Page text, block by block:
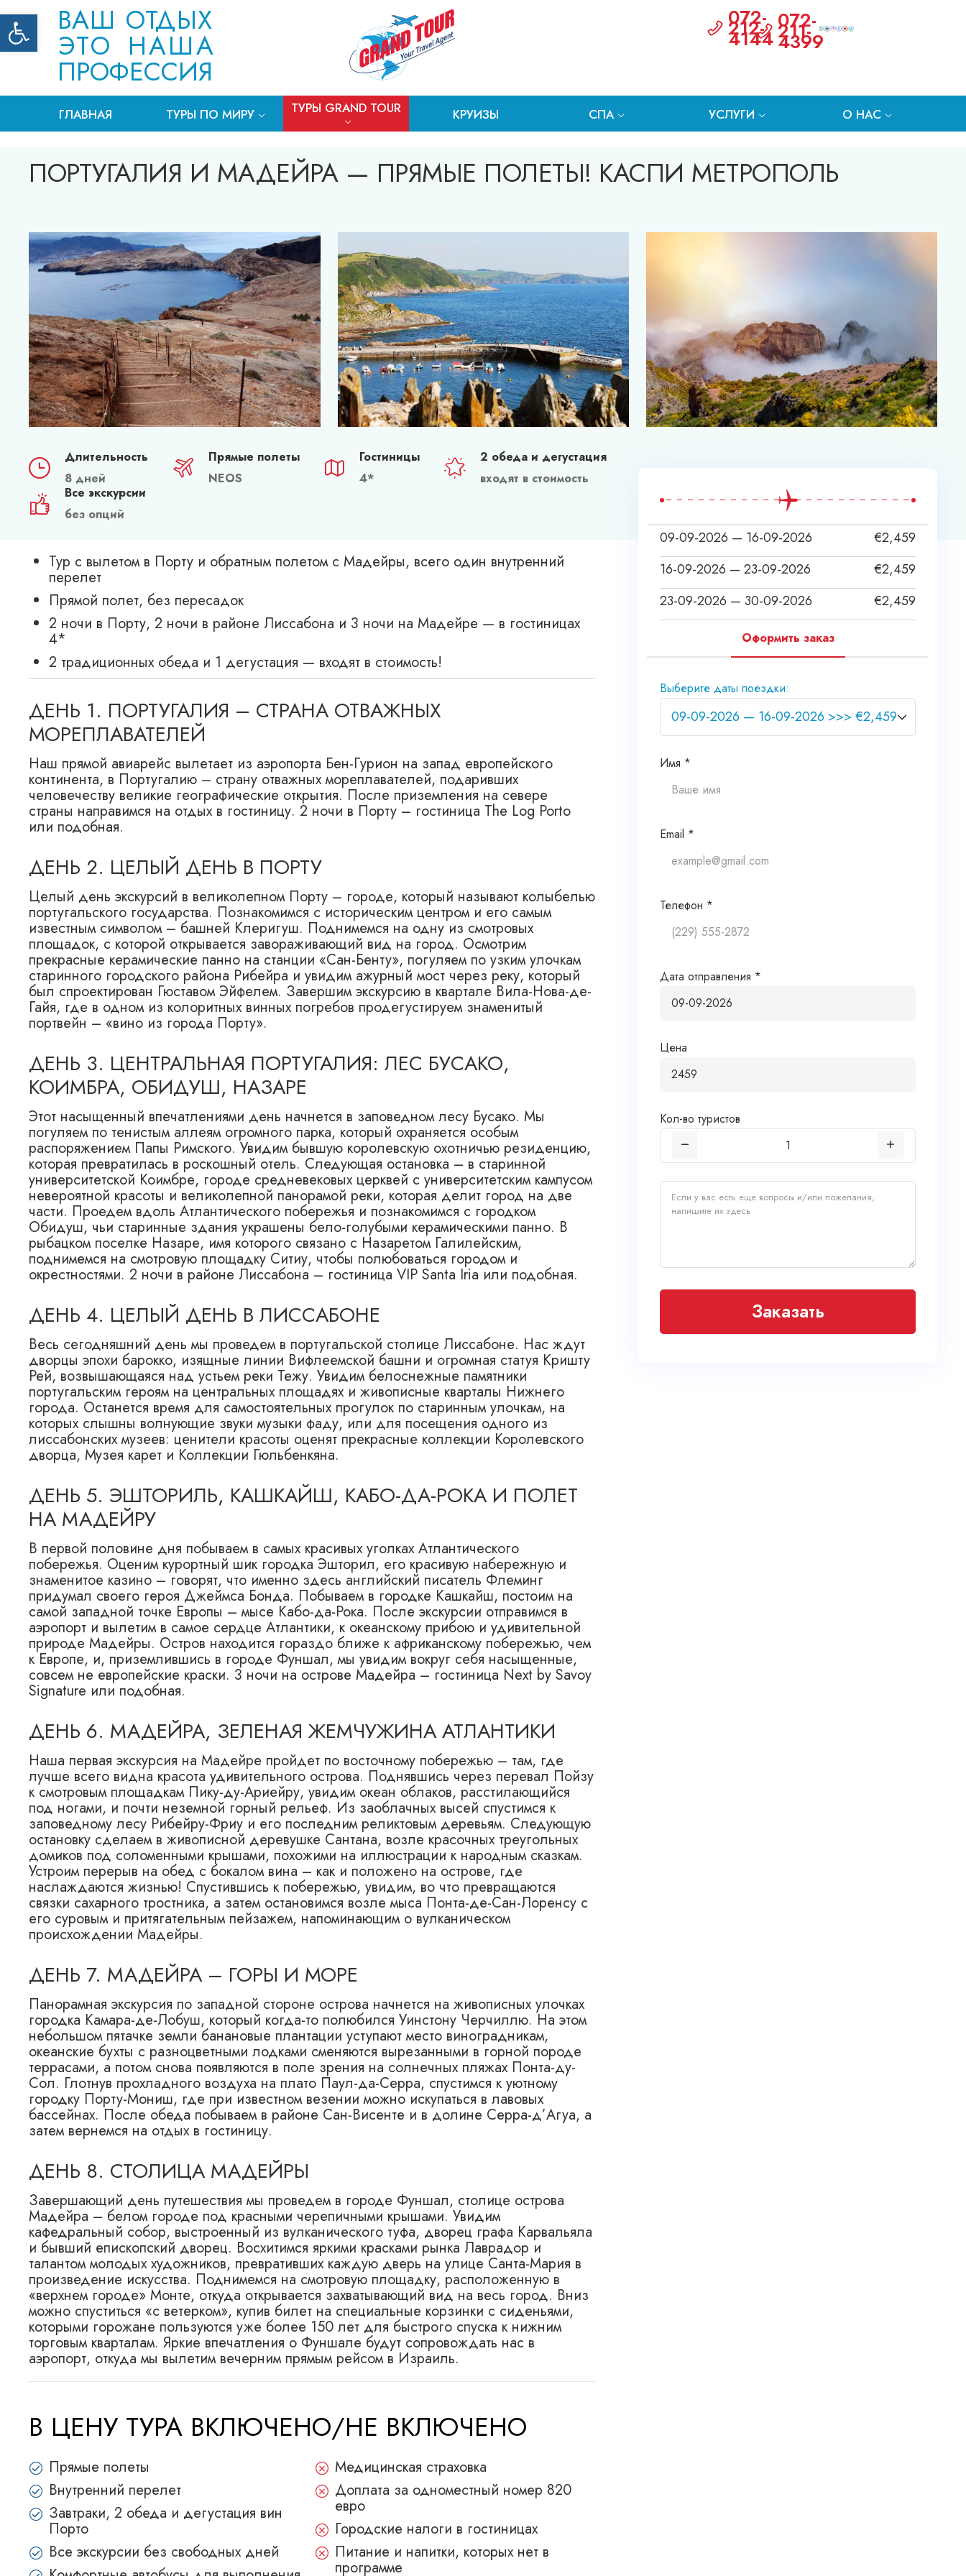
Открыть панель инструментов
ВАШ ОТДЫХ
ЭТО НАША
ПРОФЕССИЯ
072-
212-
4144
072-
211-
4399
ГЛАВНАЯ ТУРЫ ПО МИРУ ТУРЫ GRAND TOUR КРУИЗЫ СПА УСЛУГИ О НАС
ПОРТУГАЛИЯ И МАДЕЙРА — ПРЯМЫЕ ПОЛЕТЫ! КАСПИ МЕТРОПОЛЬ
Длительность
8 дней
Прямые полеты
NEOS
Гостиницы
4*
2 обеда и дегустация
входят в стоимость
Все экскурсии
без опций
Тур с вылетом в Порту и обратным полетом с Мадейры, всего один внутренний
перелет
Прямой полет, без пересадок
2 ночи в Порту, 2 ночи в районе Лиссабона и 3 ночи на Мадейре — в гостиницах
4*
2 традиционных обеда и 1 дегустация — входят в стоимость!
ДЕНЬ 1. ПОРТУГАЛИЯ – СТРАНА ОТВАЖНЫХ
МОРЕПЛАВАТЕЛЕЙ
Наш прямой авиарейс вылетает из аэропорта Бен-Гурион на запад европейского
континента, в Португалию – страну отважных мореплавателей, подаривших
человечеству великие географические открытия. После приземления на севере
страны направимся на отдых в гостиницу. 2 ночи в Порту – гостиница The Log Porto
или подобная.
ДЕНЬ 2. ЦЕЛЫЙ ДЕНЬ В ПОРТУ
Целый день экскурсий в великолепном Порту – городе, который называют колыбелью
португальского государства. Познакомимся с историческим центром и его самым
известным символом – башней Клеригуш. Поднимемся на одну из смотровых
площадок, с которой открывается завораживающий вид на город. Осмотрим
прекрасные керамические панно на станции «Сан-Бенту», погуляем по узким улочкам
старинного городского района Рибейра и увидим ажурный мост через реку, который
был спроектирован Гюставом Эйфелем. Завершим экскурсию в квартале Вила-Нова-де-
Гайя, где в одном из колоритных винных погребов продегустируем знаменитый
портвейн – «вино из города Порту».
ДЕНЬ 3. ЦЕНТРАЛЬНАЯ ПОРТУГАЛИЯ: ЛЕС БУСАКО,
КОИМБРА, ОБИДУШ, НАЗАРЕ
Этот насыщенный впечатлениями день начнется в заповедном лесу Бусако. Мы
погуляем по тенистым аллеям огромного парка, который охраняется особым
распоряжением Папы Римского. Увидим бывшую королевскую охотничью резиденцию,
которая превратилась в роскошный отель. Следующая остановка – в старинной
университетской Коимбре, городе средневековых церквей с университетским кампусом
невероятной красоты и великолепной панорамой реки, которая делит город на две
части. Проедем вдоль Атлантического побережья и познакомимся с городком
Обидуш, чьи старинные здания украшены бело-голубыми керамическими панно. В
рыбацком поселке Назаре, имя которого связано с Назаретом Галилейским,
поднимемся на смотровую площадку Ситиу, чтобы полюбоваться городом и
окрестностями. 2 ночи в районе Лиссабона – гостиница VIP Santa Iria или подобная.
ДЕНЬ 4. ЦЕЛЫЙ ДЕНЬ В ЛИССАБОНЕ
Весь сегодняшний день мы проведем в португальской столице Лиссабоне. Нас ждут
дворцы эпохи барокко, изящные линии Вифлеемской башни и огромная статуя Кришту
Рей, возвышающаяся над устьем реки Тежу. Увидим белоснежные памятники
португальским героям на центральных площадях и живописные кварталы Нижнего
города. Останется время для самостоятельных прогулок по старинным улочкам, на
которых слышны волнующие звуки музыки фаду, или для посещения одного из
лиссабонских музеев: ценители красоты оценят прекрасные коллекции Королевского
дворца, Музея карет и Коллекции Гюльбенкяна.
ДЕНЬ 5. ЭШТОРИЛЬ, КАШКАЙШ, КАБО-ДА-РОКА И ПОЛЕТ
НА МАДЕЙРУ
В первой половине дня побываем в самых красивых уголках Атлантического
побережья. Оценим курортный шик городка Эшторил, его красивую набережную и
знаменитое казино – говорят, что именно здесь английский писатель Флеминг
придумал своего героя Джеймса Бонда. Побываем в городке Кашкайш, постоим на
самой западной точке Европы – мысе Кабо-да-Рока. После экскурсии отправимся в
аэропорт и вылетим в самое сердце Атлантики, к океанскому прибою и удивительной
природе Мадейры. Остров находится гораздо ближе к африканскому побережью, чем
к Европе, и, приземлившись в городе Фуншал, мы увидим вокруг себя насыщенные,
совсем не европейские краски. 3 ночи на острове Мадейра – гостиница Next by Savoy
Signature или подобная.
ДЕНЬ 6. МАДЕЙРА, ЗЕЛЕНАЯ ЖЕМЧУЖИНА АТЛАНТИКИ
Наша первая экскурсия на Мадейре пройдет по восточному побережью – там, где
лучше всего видна красота удивительного острова. Поднявшись через перевал Пойзу
к смотровым площадкам Пику-ду-Ариейру, увидим океан облаков, расстилающийся
под ногами, и почти неземной горный рельеф. Из заоблачных высей спустимся к
заповедному лесу Рибейру-Фриу и его последним реликтовым деревьям. Следующую
остановку сделаем в живописной деревушке Сантана, возле красочных треугольных
домиков под соломенными крышами, похожими на иллюстрации к народным сказкам.
Устроим перерыв на обед с бокалом вина – как и положено на острове, где
наслаждаются жизнью! Спустившись к побережью, увидим, во что превращаются
связки сахарного тростника, а затем остановимся возле мыса Понта-де-Сан-Лоренсу с
его суровым и притягательным пейзажем, напоминающим о вулканическом
происхождении Мадейры.
ДЕНЬ 7. МАДЕЙРА – ГОРЫ И МОРЕ
Панорамная экскурсия по западной стороне острова начнется на живописных улочках
городка Камара-де-Лобуш, который когда-то полюбился Уинстону Черчиллю. На этом
небольшом пятачке земли банановые плантации уступают место виноградникам,
океанские бухты с разноцветными лодками сменяются вырезанными в горной породе
террасами, а потом снова появляются в поле зрения на солнечных пляжах Понта-ду-
Сол. Глотнув прохладного воздуха на плато Паул-да-Серра, спустимся к уютному
городку Порту-Мониш, где при известном везении можно искупаться в лавовых
бассейнах. После обеда побываем в районе Сан-Висенте и в долине Серра-д’Агуа, а
затем вернемся на отдых в гостиницу.
ДЕНЬ 8. СТОЛИЦА МАДЕЙРЫ
Завершающий день путешествия мы проведем в городе Фуншал, столице острова
Мадейра – белом городе под красными черепичными крышами. Увидим
кафедральный собор, выстроенный из вулканического туфа, дворец графа Карвальяла
и бывший епископский дворец. Восхитимся яркими красками рынка Лаврадор и
талантом молодых художников, превративших каждую дверь на улице Санта-Мария в
произведение искусства. Поднимемся на смотровую площадку, расположенную в
«верхнем городе» Монте, откуда открывается захватывающий вид на весь город. Вниз
можно спуститься «с ветерком», купив билет на специальные корзинки с сиденьями,
которыми горожане пользуются уже более 150 лет для быстрого спуска к нижним
торговым кварталам. Яркие впечатления о Фуншале будут сопровождать нас в
аэропорт, откуда мы вылетим вечерним прямым рейсом в Израиль.
В ЦЕНУ ТУРА ВКЛЮЧЕНО/НЕ ВКЛЮЧЕНО
Прямые полеты
Внутренний перелет
Завтраки, 2 обеда и дегустация вин
Порто
Все экскурсии без свободных дней
Медицинская страховка
Доплата за одноместный номер 820
евро
Городские налоги в гостиницах
Питание и напитки, которых нет в
программе
€2,459
09-09-2026 — 16-09-2026
€2,459
16-09-2026 — 23-09-2026
€2,459
23-09-2026 — 30-09-2026
Оформить заказ
Выберите даты поездки:
Имя *
Email *
Телефон *
Дата отправления *
Цена
Кол-во туристов
Заказать